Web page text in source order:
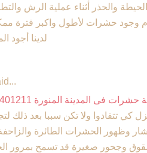
والحذر أثناء عملية الرش
حشرات لأطول واكبر فترة
لدينا أجود
فى المدينة المنورة 0544401211
كي تتفادوا ولا تكن سببا بعد ذلك
وظهور الحشرات الطائرة
وجحور صغيرة قد تسمح بمرور